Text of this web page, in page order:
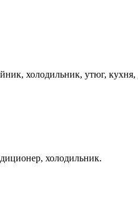
холодильник, утюг,
холодильник.